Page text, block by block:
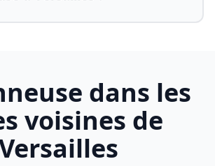
dans les
voisines de